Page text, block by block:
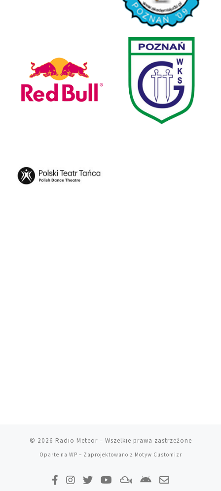
© 2026 Radio Meteor– Wszelkie prawa zastrzeżone
Oparte na WP – Zaprojektowano z Motyw Customizr